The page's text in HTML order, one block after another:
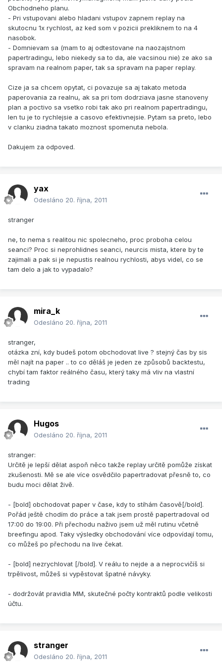
Obchodneho planu.
- Pri vstupovani alebo hladani vstupov zapnem replay na
skutocnu 1x rychlost, az ked som v pozicii prekliknem to na 4
nasobok.
- Domnievam sa (mam to aj odtestovane na naozajstnom
papertradingu, lebo niekedy sa to da, ale vacsinou nie) ze ako sa
spravam na realnom paper, tak sa spravam na paper replay.
Cize ja sa chcem opytat, ci povazuje sa aj takato metoda
paperovania za realnu, ak sa pri tom dodrziava jasne stanoveny
plan a poctivo sa vsetko robi tak ako pri realnom papertradingu,
len tu je to rychlejsie a casovo efektivnejsie. Pytam sa preto, lebo
v clanku ziadna takato moznost spomenuta nebola.
Dakujem za odpoved.
yax
Odesláno 20. října, 2011
stranger
ne, to nema s realitou nic spolecneho, proc proboha celou
seanci? Proc si neprohlidnes seanci, neurcis mista, ktere by te
zajimali a pak si je nepustis realnou rychlosti, abys videl, co se
tam delo a jak to vypadalo?
mira_k
Odesláno 20. října, 2011
stranger,
otázka zní, kdy budeš potom obchodovat live ? stejný čas by sis
měl najít na paper .. to co děláš je jeden ze způsobů backtestu,
chybí tam faktor reálného času, který taky má vliv na vlastní
trading
Hugos
Odesláno 20. října, 2011
stranger:
Určitě je lepší dělat aspoň něco takže replay určitě pomůže získat
zkušenosti. Mě se ale více osvědčilo papertradovat přesně to, co
budu moci dělat živě.
- [bold] obchodovat paper v čase, kdy to stíhám časově[/bold].
Pořád ještě chodím do práce a tak jsem prostě papertradoval od
17:00 do 19:00. Při přechodu naživo jsem už měl rutinu včetně
breefingu apod. Taky výsledky obchodování více odpovídají tomu,
co můžeš po přechodu na live čekat.
- [bold] nezrychlovat [/bold]. V reálu to nejde a a neprocvičíš si
trpělivost, můžeš si vypěstovat špatné návyky.
- dodržovát pravidla MM, skutečné počty kontraktů podle velikosti
účtu.
stranger
Odesláno 20. října, 2011